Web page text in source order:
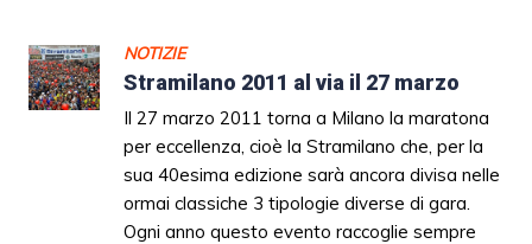
NOTIZIE
Stramilano 2011 al via il 27 marzo
Il 27 marzo 2011 torna a Milano la maratona
per eccellenza, cioè la Stramilano che, per la
sua 40esima edizione sarà ancora divisa nelle
ormai classiche 3 tipologie diverse di gara.
Ogni anno questo evento raccoglie sempre